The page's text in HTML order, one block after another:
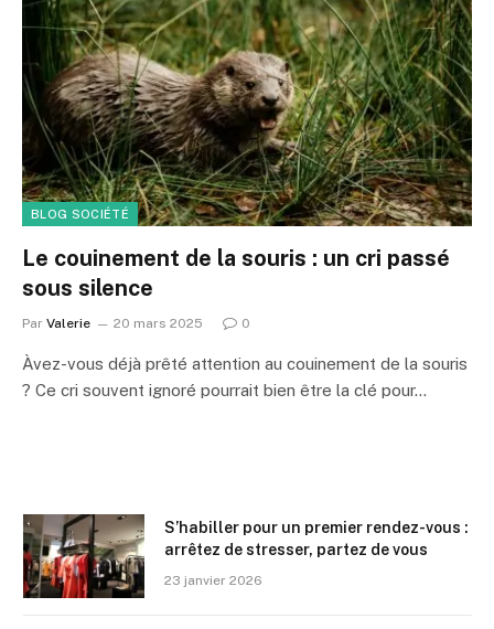
BLOG SOCIÉTÉ
Le couinement de la souris : un cri passé
sous silence
Par Valerie 20 mars 2025 0
Àvez-vous déjà prêté attention au couinement de la souris
? Ce cri souvent ignoré pourrait bien être la clé pour…
S’habiller pour un premier rendez-vous :
arrêtez de stresser, partez de vous
23 janvier 2026